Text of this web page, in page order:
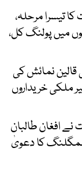
کا تیسرا مرحلہ،
کے 4 حلقوں میں پولنگ کل،
عالمی قالین نمائش کی
غیر ملکی خریداروں
نے افغان طالبان
کا دعویٰ